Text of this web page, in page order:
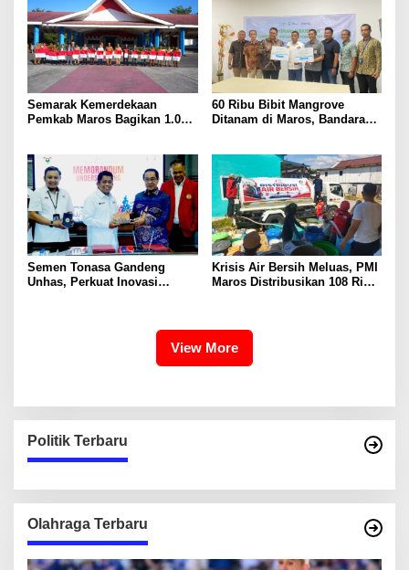
Semarak Kemerdekaan
Pemkab Maros Bagikan 1.000
60 Ribu Bibit Mangrove
Ditanam di Maros, Bandara
Semen Tonasa Gandeng
Unhas, Perkuat Inovasi
Krisis Air Bersih Meluas, PMI
Maros Distribusikan 108 Ribu
View More
Politik Terbaru
Olahraga Terbaru